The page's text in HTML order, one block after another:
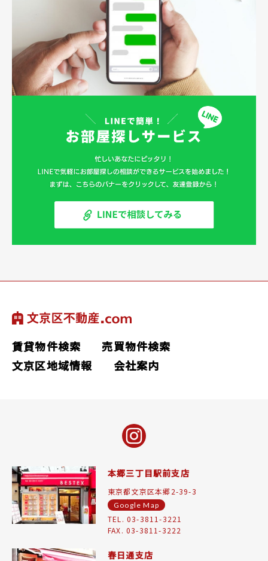
賃貸物件検索
売買物件検索
文京区地域情報
会社案内
本郷三丁目駅前支店
東京都文京区本郷2-39-3
Google Map
TEL. 03-3811-3221
FAX. 03-3811-3222
春日通支店